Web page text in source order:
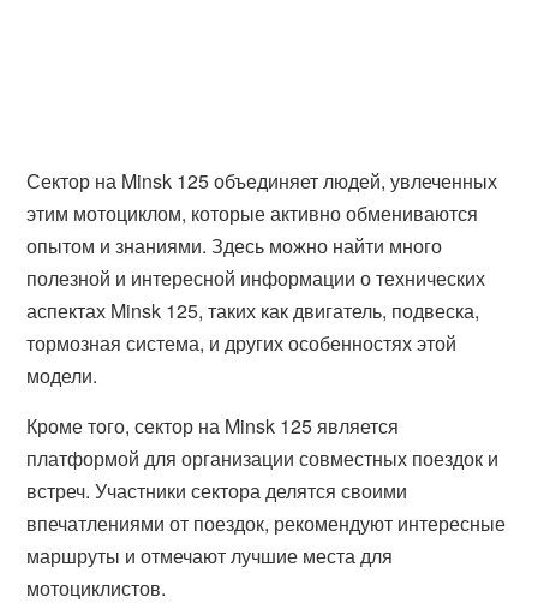
Сектор на Minsk 125 объединяет людей, увлеченных
этим мотоциклом, которые активно обмениваются
опытом и знаниями. Здесь можно найти много
полезной и интересной информации о технических
аспектах Minsk 125, таких как двигатель, подвеска,
тормозная система, и других особенностях этой
модели.
Кроме того, сектор на Minsk 125 является
платформой для организации совместных поездок и
встреч. Участники сектора делятся своими
впечатлениями от поездок, рекомендуют интересные
маршруты и отмечают лучшие места для
мотоциклистов.